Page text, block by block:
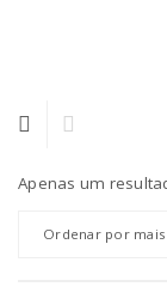
Apenas um
Ordenar por